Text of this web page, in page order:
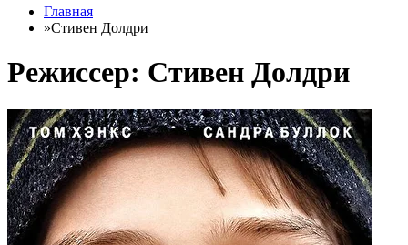
Главная
»Стивен Долдри
Режиссер: Стивен Долдри